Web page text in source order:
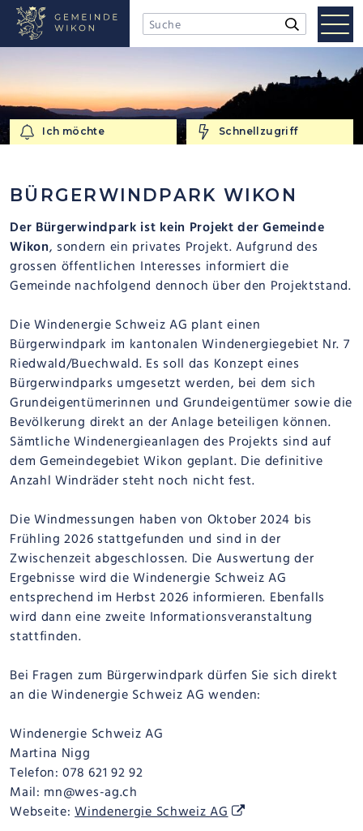
NAVIGIEREN IN WIKON
Schnellnavigation
Suchbegriff Suche starten
Ich möchte
Ich möchte Schnellzugriff
Schnellzugriff
BÜRGERWINDPARK WIKON
Der Bürgerwindpark ist kein Projekt der Gemeinde
Wikon, sondern ein privates Projekt. Aufgrund des
grossen öffentlichen Interesses informiert die
Gemeinde nachfolgend dennoch über den Projektstand.
Die Windenergie Schweiz AG plant einen
Bürgerwindpark im kantonalen Windenergiegebiet Nr. 7
Riedwald/Buechwald. Es soll das Konzept eines
Bürgerwindparks umgesetzt werden, bei dem sich
Grundeigentümerinnen und Grundeigentümer sowie die
Bevölkerung direkt an der Anlage beteiligen können.
Sämtliche Windenergieanlagen des Projekts sind auf
dem Gemeindegebiet Wikon geplant. Die definitive
Anzahl Windräder steht noch nicht fest.
Die Windmessungen haben von Oktober 2024 bis
Frühling 2026 stattgefunden und sind in der
Zwischenzeit abgeschlossen. Die Auswertung der
Ergebnisse wird die Windenergie Schweiz AG
entsprechend im Herbst 2026 informieren. Ebenfalls
wird dann eine zweite Informationsveranstaltung
stattfinden.
Bei Fragen zum Bürgerwindpark dürfen Sie sich direkt
an die Windenergie Schweiz AG wenden:
Windenergie Schweiz AG
Martina Nigg
Telefon: 078 621 92 92
Mail: mn@wes-ag.ch
Webseite:Windenergie Schweiz AG